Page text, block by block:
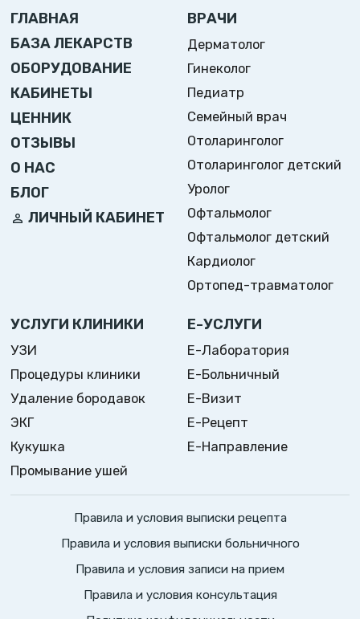
ГЛАВНАЯ
БАЗА ЛЕКАРСТВ
ОБОРУДОВАНИЕ
КАБИНЕТЫ
ЦЕННИК
ОТЗЫВЫ
О НАС
БЛОГ
ЛИЧНЫЙ КАБИНЕТ
ВРАЧИ
Дерматолог
Гинеколог
Педиатр
Семейный врач
Отоларинголог
Отоларинголог детский
Уролог
Офтальмолог
Офтальмолог детский
Кардиолог
Ортопед-травматолог
УСЛУГИ КЛИНИКИ
УЗИ
Процедуры клиники
Удаление бородавок
ЭКГ
Кукушка
Промывание ушей
Е-УСЛУГИ
Е-Лаборатория
Е-Больничный
Е-Визит
Е-Рецепт
Е-Направление
Правила и условия выписки рецепта
Правила и условия выписки больничного
Правила и условия записи на прием
Правила и условия консультация